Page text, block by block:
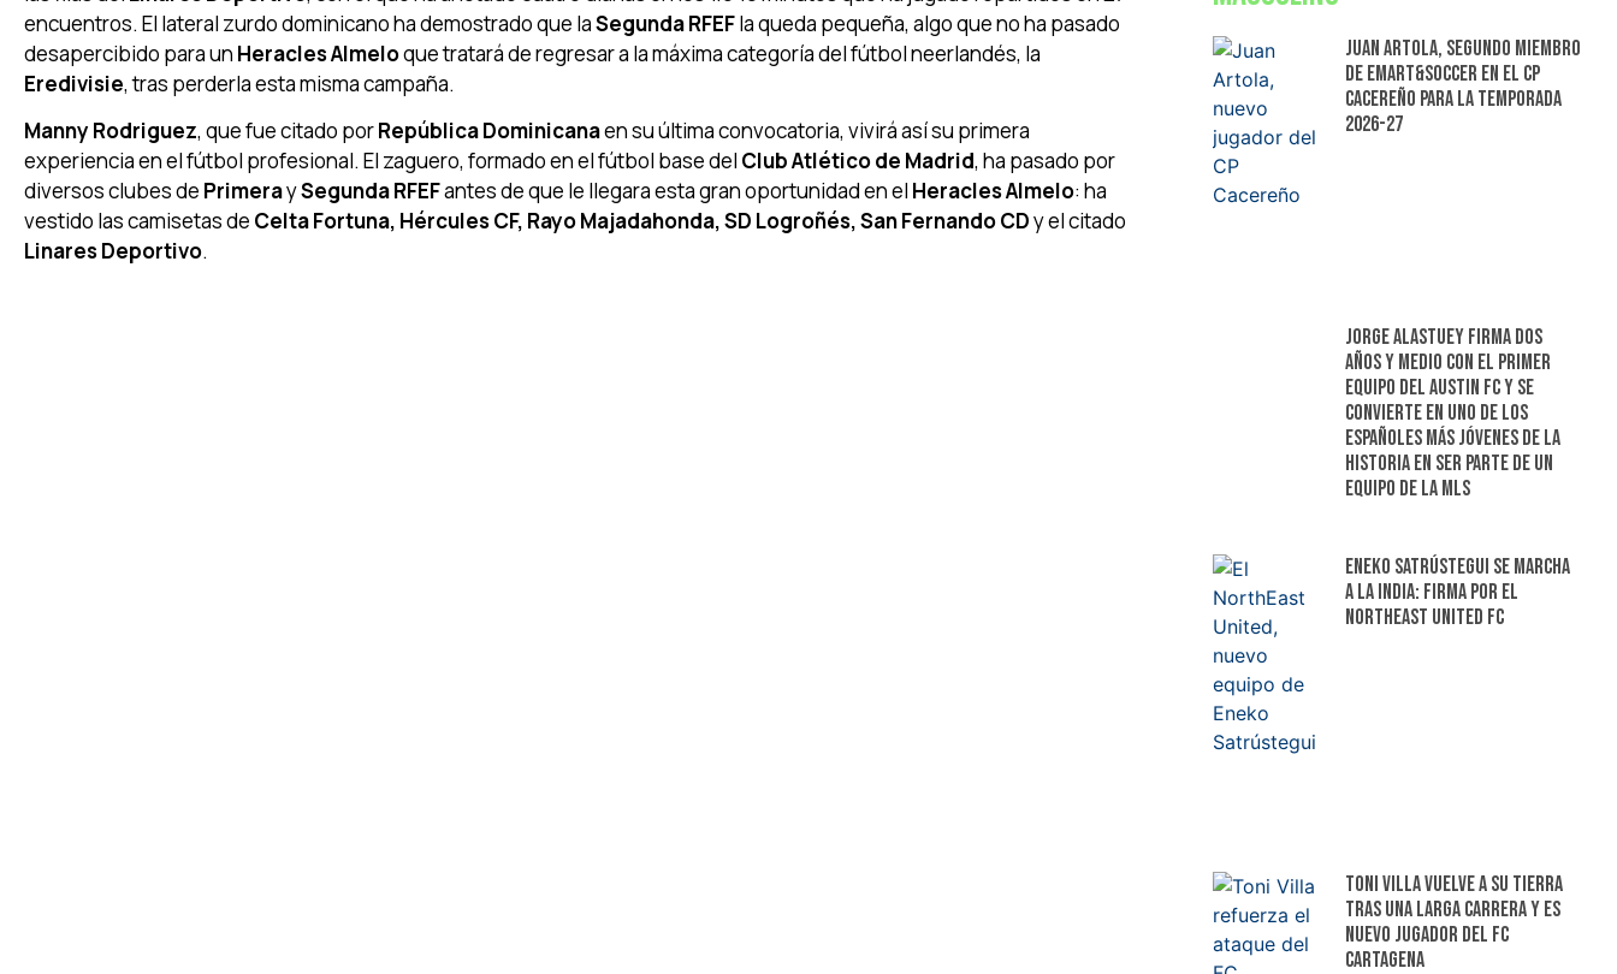
encuentros. El lateral zurdo dominicano ha demostrado que laSegunda RFEFla queda pequeña, algo que no ha pasado
desapercibido para un Heracles Almeloque tratará de regresar a la máxima categoría del fútbol neerlandés, la
Eredivisie, tras perderla esta misma campaña.
Manny Rodriguez, que fue citado porRepública Dominicanaen su última convocatoria, vivirá así su primera
experiencia en el fútbol profesional. El zaguero, formado en el fútbol base del Club Atlético de Madrid, ha pasado por
diversos clubes de PrimeraySegunda RFEFantes de que le llegara esta gran oportunidad en el Heracles Almelo: ha
vestido las camisetas de Celta Fortuna, Hércules CF, Rayo Majadahonda, SD Logroñés, San Fernando CDy el citado
Linares Deportivo.
Juan Artola, segundo miembro
de Emart&Soccer en el CP
Cacereño para la temporada
2026-27
Jorge Alastuey firma dos
años y medio con el primer
equipo del Austin FC y se
convierte en uno de los
españoles más jóvenes de la
historia en ser parte de un
equipo de la MLS
Eneko Satrústegui se marcha
a la India: firma por el
NorthEast United FC
Toni Villa vuelve a su tierra
tras una larga carrera y es
nuevo jugador del FC
Cartagena